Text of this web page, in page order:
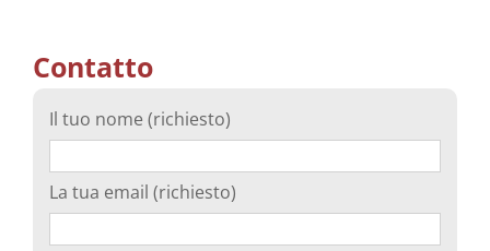
Contatto
Il tuo nome (richiesto)
La tua email (richiesto)